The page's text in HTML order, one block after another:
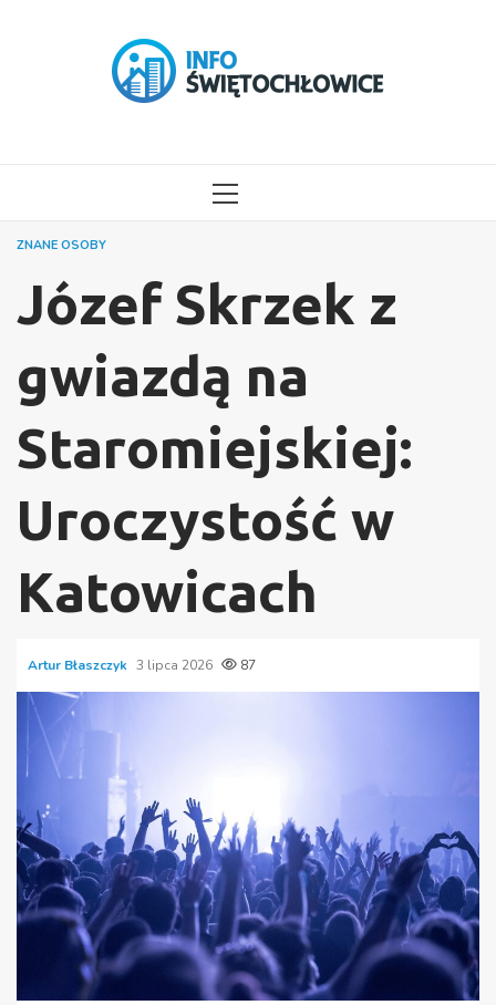
MENU
ZNANE OSOBY
Józef Skrzek z
gwiazdą na
Staromiejskiej:
Uroczystość w
Katowicach
Artur Błaszczyk 3 lipca 2026 87